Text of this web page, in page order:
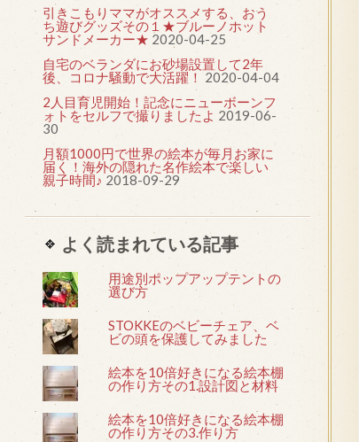
引きこもりママがオススメする、おう
ち遊びグッズその１★ブルーノホット
サンドメーカー★ 2020-04-25
自宅のベランダにお砂場設置して2年
後、コロナ騒動で大活躍！ 2020-04-04
2人目育児開始！記念にニューボーンフ
ォトをセルフで撮りましたよ 2019-06-
30
月額1000円で世界の絵本が毎月お家に
届く！海外の隠れた名作絵本で楽しい
親子時間♪ 2018-09-29
よく読まれている記事
用途別ポップアップテントの
選び方
STOKKEのベビーチェア、ベ
ビの頭を保護してみました
絵本を10倍好きになる絵本棚
の作り方その1.設計図と材料
絵本を10倍好きになる絵本棚
の作り方その3.作り方